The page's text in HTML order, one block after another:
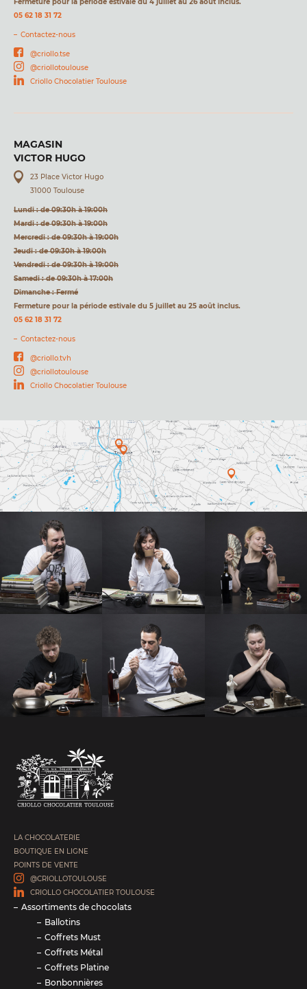
05 62 18 31 72
Contactez-nous
@criollo.tse
@criollotoulouse
Criollo Chocolatier Toulouse
MAGASIN
VICTOR HUGO
23 Place Victor Hugo
31000 Toulouse
Lundi : de 09:30h à 19:00h
Mardi : de 09:30h à 19:00h
Mercredi : de 09:30h à 19:00h
Jeudi : de 09:30h à 19:00h
Vendredi : de 09:30h à 19:00h
Samedi : de 09:30h à 17:00h
Dimanche : Fermé
Fermeture pour la période estivale du 5 juillet au 25 août inclus.
05 62 18 31 72
Contactez-nous
@criollo.tvh
@criollotoulouse
Criollo Chocolatier Toulouse
LA CHOCOLATERIE
BOUTIQUE EN LIGNE
POINTS DE VENTE
@CRIOLLOTOULOUSE
CRIOLLO CHOCOLATIER TOULOUSE
Assortiments de chocolats
Ballotins
Coffrets Must
Coffrets Métal
Coffrets Platine
Bonbonnières